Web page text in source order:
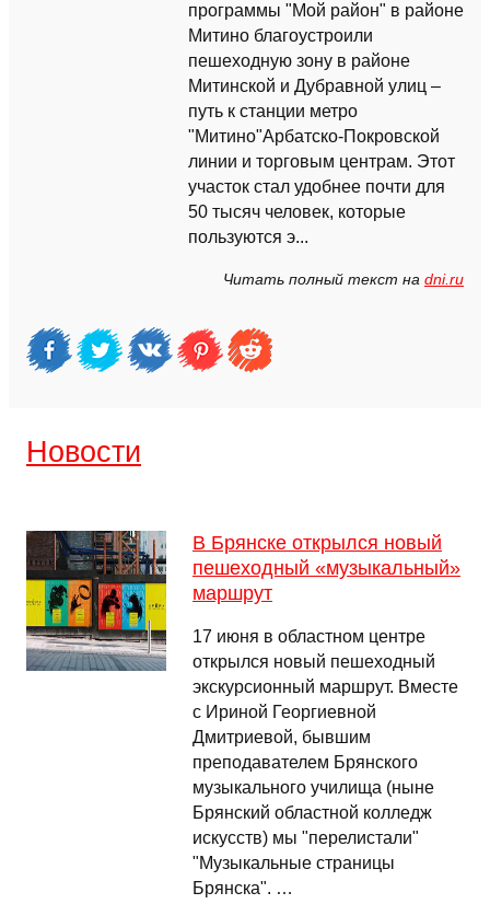
программы "Мой район" в районе
Митино благоустроили
пешеходную зону в районе
Митинской и Дубравной улиц –
путь к станции метро
"Митино"Арбатско-Покровской
линии и торговым центрам. Этот
участок стал удобнее почти для
50 тысяч человек, которые
пользуются э...
Читать полный текст на dni.ru
Новости
В Брянске открылся новый
пешеходный «музыкальный»
маршрут
17 июня в областном центре
открылся новый пешеходный
экскурсионный маршрут. Вместе
с Ириной Георгиевной
Дмитриевой, бывшим
преподавателем Брянского
музыкального училища (ныне
Брянский областной колледж
искусств) мы "перелистали"
"Музыкальные страницы
Брянска". …